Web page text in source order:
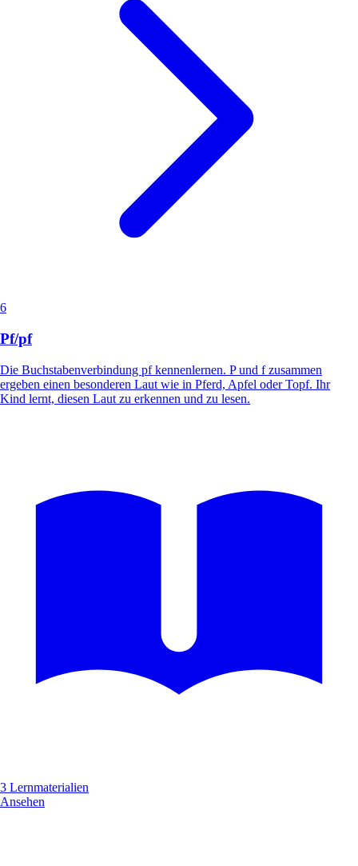
6
Pf/pf
Die Buchstabenverbindung pf kennenlernen. P und f zusammen
ergeben einen besonderen Laut wie in Pferd, Apfel oder Topf. Ihr
Kind lernt, diesen Laut zu erkennen und zu lesen.
3 Lernmaterialien
Ansehen